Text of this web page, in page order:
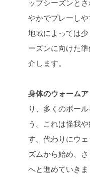
ップシーズンと
やかでプレーしや
地域によっては
ーズンに向けた
介します。
身体のウォーム
り、多くのボー
う。これは怪我
す。代わりにウ
ズムから始め、
へと進めていき